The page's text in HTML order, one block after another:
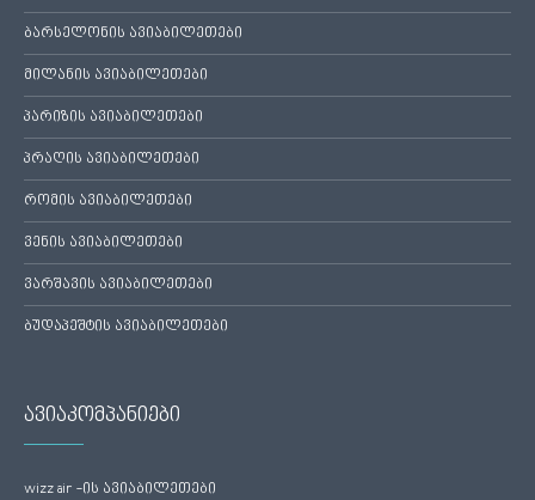
ბარსელონის ავიაბილეთები
მილანის ავიაბილეთები
პარიზის ავიაბილეთები
პრაღის ავიაბილეთები
რომის ავიაბილეთები
ვენის ავიაბილეთები
ვარშავის ავიაბილეთები
ბუდაპეშტის ავიაბილეთები
ავიაკომპანიები
wizz air -ის ავიაბილეთები